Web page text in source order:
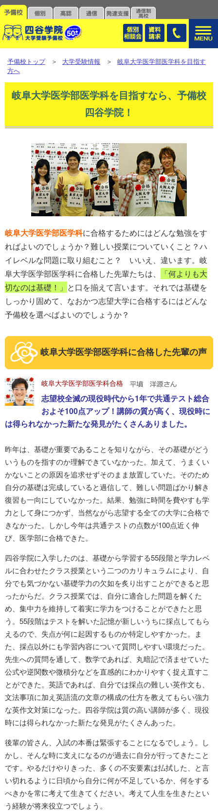
予備校トップ＞大学受験情報＞岐阜大学医学部医学科を目指す
方へ
岐阜大学医学部医学科を目指すなら、予備校
四谷学院！
岐阜大学医学部医学科に合格するためにはどんな勉強をす
ればよいのでしょうか？難しい授業についていくこと？ハ
イレベルな問題に取り組むこと？ いいえ、違います。岐
阜大学医学部医学科に合格した先輩たちは、
「何よりも大
切なのは基礎！」 と口を揃えて言います。それでは基礎を
しっかり固めて、なおかつ志望大学に合格するにはどんな
予備校を選べばよいのでしょうか？
岐阜大学医学部医学科に合格した先輩の声
岐阜大学医学部医学科合格
志望校全滅の現役時代から1年で共通テスト総合
およそ100点アップ！講師の質が高く、現役時に
は得られなかった新たな発見がたくさんありました。
昨年は、基礎が重要であることを知りながら、その基礎がどう
いうものを指すのか理解できていなかった。加えて、うまくい
かないことの原因を追求せずそのまま放置していた。そのため
自分の基礎は完成していると過信して、難しい問題ばかり解き
復習も一向にしていなかった。結果、勉強に時間を費やすも学
力として身につかず、当然ながら志望する全ての大学に合格で
きなかった。しかし今年は共通テストの点数が100点近く伸
び、医学部に合格できた。
四谷学院に入学したのは、基礎から学習する55段階と学力レベ
ルに合わせたクラス授業という二つのカリキュラムにより、自
分でも気づかない基礎学力の欠如を炙り出すことができると思
ったからだ。クラス授業では、自分に適合した問題を解くた
め、集中力を維持して着実に学力をつけることができたと思
う。55段階はテストを解いた記憶が新しいうちに採点してもら
えるので、失点が何に起因するものか特定しやすかった。ま
た、採点以外にも学習内容について質問しやすい環境だった。
先生への質問を通して、数学であれば、丸暗記で済ませていた
公式や逆関数や微積分などを直感的にわかりやすく捉え直すこ
とができた。英語であれば、自分では採点の難しい英作文も、
文法事項に加え英語流の文章の構成の仕方を教えてもらい強力
な英作文対策になった。四谷学院は質の高い講師が多く、現役
時には得られなかった新たな発見がたくさんあった。
後輩の皆さん、入試の本番は緊張することになるでしょう。し
かし、そんな時に支えになるのが過去に自分が行ってきたこと
です。やるだけやりきった、多くの不安要素は払拭した、と言
い切れるように日頃から自分に何が不足しているか、何をする
べきかを常に考えて生きてください。考えて人生を生きたとい
う経験が将来役立つでしょう。